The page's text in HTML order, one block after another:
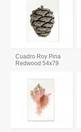
Cuadro Roy Pina
Redwood 54x79